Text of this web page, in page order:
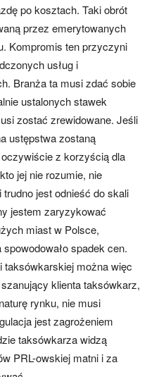
po kosztach. Taki obrót
przez emerytowanych
Kompromis ten przyczyni
usług i
Branża ta musi zdać sobie
ustalonych stawek
zostać zrewidowane. Jeśli
ustępstwa zostaną
z korzyścią dla
jej nie rozumie, nie
jest odnieść do skali
jestem zaryzykować
miast w Polsce,
spadek cen.
można więc
klienta taksówkarz,
rynku, nie musi
jest zagrożeniem
taksówkarza widzą
PRL-owskiej matni i za